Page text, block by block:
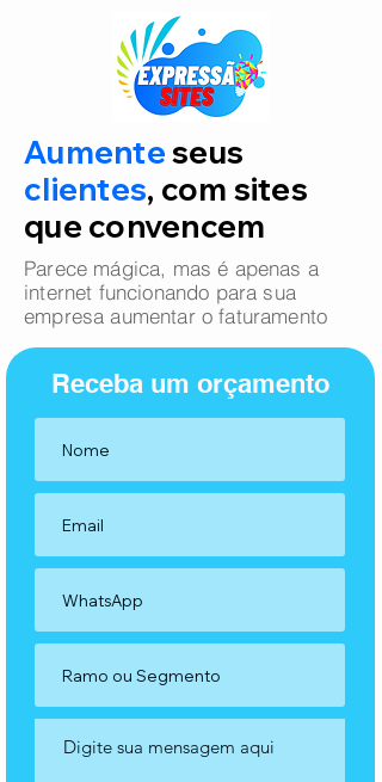
Aumenteseus
clientes, com sites
que convencem
Parece mágica, mas é apenas a
internet funcionando para sua
empresa aumentar o faturamento
Receba um orçamento